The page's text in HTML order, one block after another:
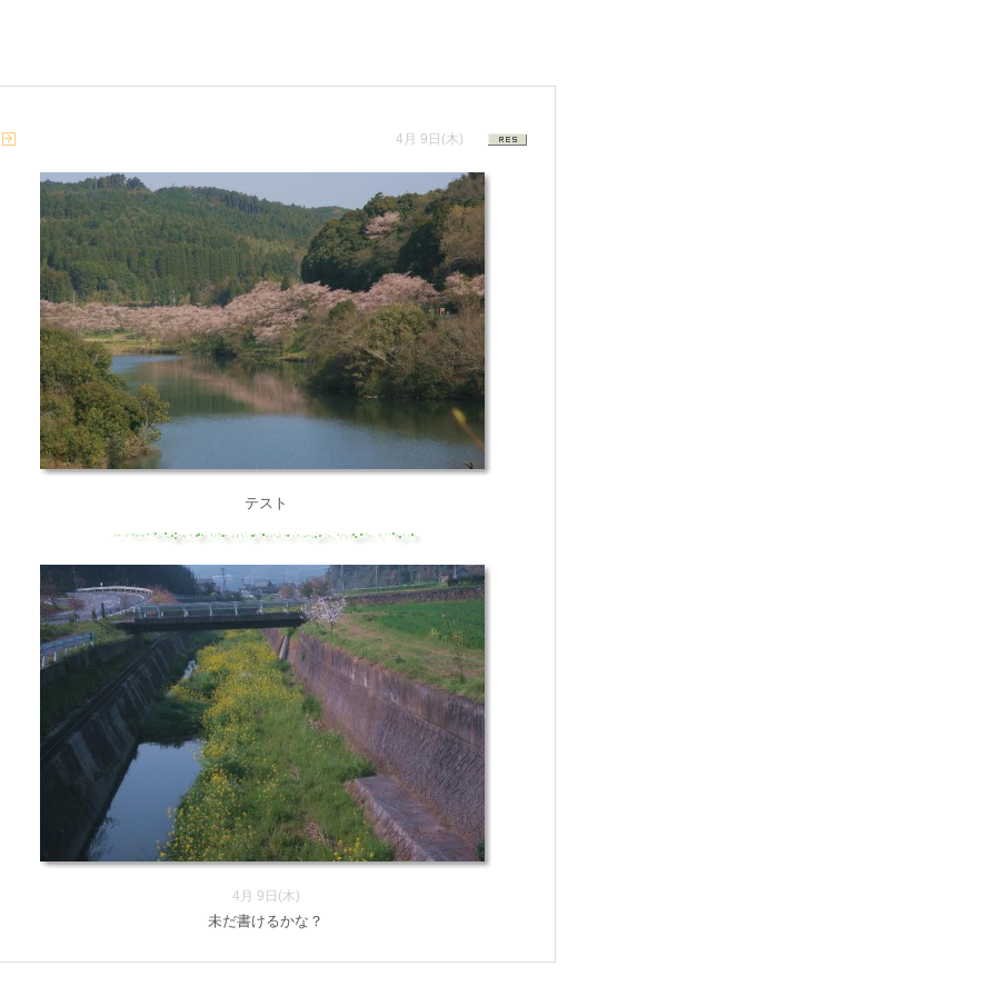
4月 9日(木)
テスト
4月 9日(木)
未だ書けるかな？